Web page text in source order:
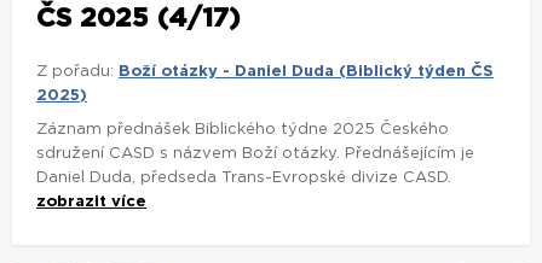
ČS 2025 (4/17)
Z pořadu:
Boží otázky - Daniel Duda (Biblický týden ČS
2025)
Záznam přednášek Biblického týdne 2025 Českého
sdružení CASD s názvem Boží otázky. Přednášejícím je
Daniel Duda, předseda Trans-Evropské divize CASD.
zobrazit více